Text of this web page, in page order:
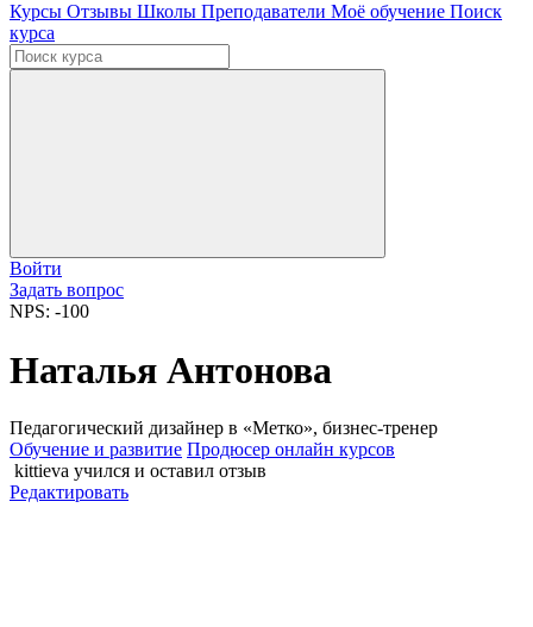
Курсы Отзывы Школы Преподаватели Моё обучение Поиск
курса
Войти
Задать вопрос
NPS: -100
Наталья Антонова
Педагогический дизайнер в «Метко», бизнес-тренер
Обучение и развитие Продюсер онлайн курсов
kittieva учился и оставил отзыв
Редактировать